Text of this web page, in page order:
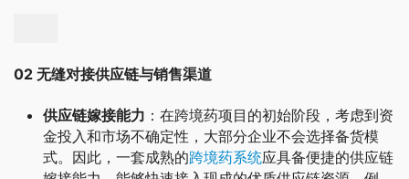
02 无缝对接供应链与销售渠道
供应链嫁接能力 ：在跨境药项目的初始阶段，考虑到资
金投入和市场不确定性，大部分企业不会选择备货模
式。因此，一套成熟的跨境药系统应具备便捷的供应链